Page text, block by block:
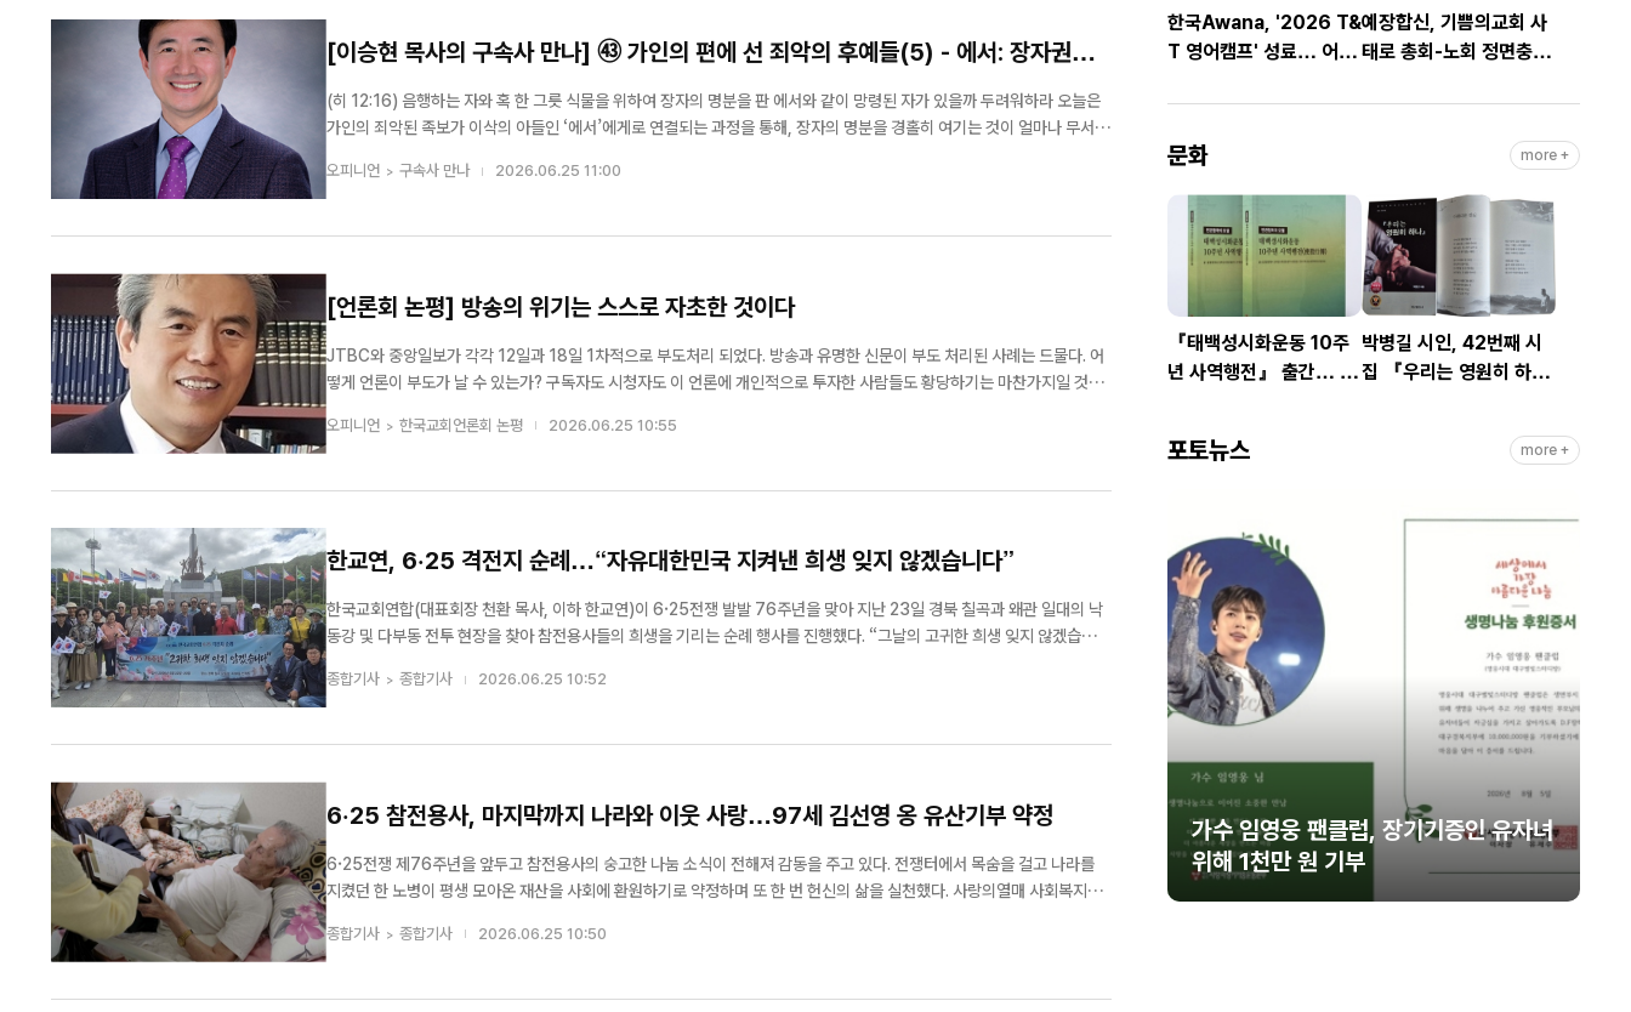
[이승현 목사의 구속사 만나] ㊸ 가인의 편에 선 죄악의 후예들(5) - 에서: 장자권을
경홀히 여긴 망령된 자
(히 12:16) 음행하는 자와 혹 한 그릇 식물을 위하여 장자의 명분을 판 에서와 같이 망령된 자가 있을까 두려워하라 오늘은
가인의 죄악된 족보가 이삭의 아들인 ‘에서’에게로 연결되는 과정을 통해, 장자의 명분을 경홀히 여기는 것이 얼마나 무서운
상이 되었습니다. (1) 에서...
오피니언 구속사 만나 2026.06.25 11:00
[언론회 논평] 방송의 위기는 스스로 자초한 것이다
JTBC와 중앙일보가 각각 12일과 18일 1차적으로 부도처리 되었다. 방송과 유명한 신문이 부도 처리된 사례는 드물다. 어
떻게 언론이 부도가 날 수 있는가? 구독자도 시청자도 이 언론에 개인적으로 투자한 사람들도 황당하기는 마찬가지일 것이
다. 중앙일보는 1965년 고 이병철 삼성 그룹 회장이 만든 언론이다. 이병철 회장은 1968년부터 1980년까지 자신이 중앙
일보 대표 이사로 경영을 지휘하였다. 당연히 ...
오피니언 한국교회언론회 논평 2026.06.25 10:55
한교연, 6·25 격전지 순례…“자유대한민국 지켜낸 희생 잊지 않겠습니다”
한국교회연합(대표회장 천환 목사, 이하 한교연)이 6·25전쟁 발발 76주년을 맞아 지난 23일 경북 칠곡과 왜관 일대의 낙
동강 및 다부동 전투 현장을 찾아 참전용사들의 희생을 기리는 순례 행사를 진행했다. “그날의 고귀한 희생 잊지 않겠습니
다”를 주제로 열린 이번 행사에는 한교연 소속 교단 총회장과 총무 등 임원 40여 명이 참석했다. 참가자들은 6·25전쟁 당
시 대한민국의 운명을 좌우했던 주요 전투 현...
종합기사 종합기사 2026.06.25 10:52
6·25 참전용사, 마지막까지 나라와 이웃 사랑…97세 김선영 옹 유산기부 약정
6·25전쟁 제76주년을 앞두고 참전용사의 숭고한 나눔 소식이 전해져 감동을 주고 있다. 전쟁터에서 목숨을 걸고 나라를
지켰던 한 노병이 평생 모아온 재산을 사회에 환원하기로 약정하며 또 한 번 헌신의 삶을 실천했다. 사랑의열매 사회복지공
동모금회(회장 윤여준)는 경기지역 보훈원에 거주하는 6·25 참전유공자 김선영 옹(97)이 지난 23일 자신의 자산 일부를
사후 사회에 기부하기로 약정했다고 밝혔다. ...
종합기사 종합기사 2026.06.25 10:50
한국Awana, '2026 T&
T 영어캠프' 성료… 어린
로 하나
예장합신, 기쁨의교회 사
태로 총회-노회 정면충
간불’
문화 more +
『태백성시화운동 10주
년 사역행전』 출간… 교
박병길 시인, 42번째 시
집 『우리는 영원히 하
포토뉴스 more +
[세구본 해외 - 필리핀 6신] 세구본, 필
리핀나사렛총회 본부 전격 방문
가수 임영웅 팬클럽, 장기기증인 유자녀
위해 1천만 원 기부
[세구본 해외 - 필리핀 최종] 뜨거운 말
씀의 열풍, 필리핀을 감동으로 물들이다